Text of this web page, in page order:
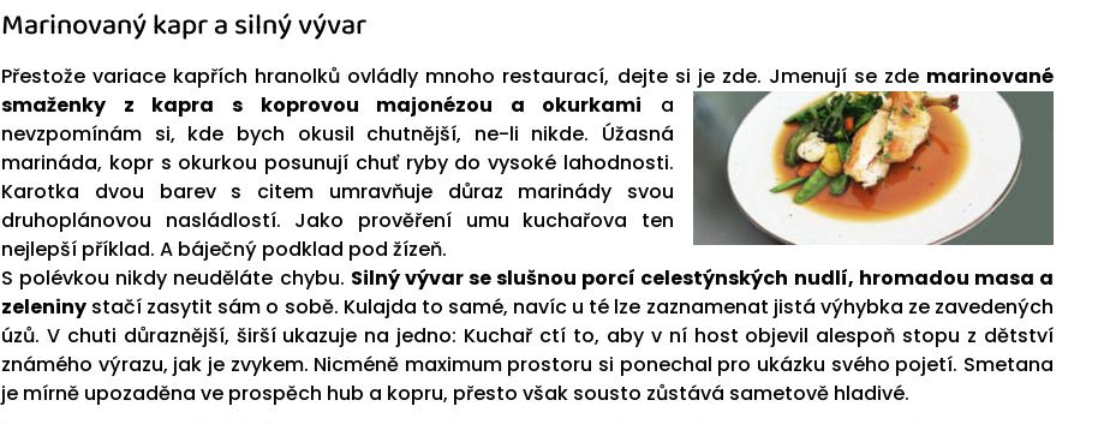
Marinovaný kapr a silný vývar
Přestože variace kapřích hranolků ovládly mnoho restaurací, dejte si je zde. Jmenují se zde marinované
smaženky z kapra s koprovou majonézou a okurkami a
nevzpomínám si, kde bych okusil chutnější, ne-li nikde. Úžasná
marináda, kopr s okurkou posunují chuť ryby do vysoké lahodnosti.
Karotka dvou barev s citem umravňuje důraz marinády svou
druhoplánovou nasládlostí. Jako prověření umu kuchařova ten
nejlepší příklad. A báječný podklad pod žízeň.
S polévkou nikdy neuděláte chybu. Silný vývar se slušnou porcí celestýnských nudlí, hromadou masa a
zeleniny stačí zasytit sám o sobě. Kulajda to samé, navíc u té lze zaznamenat jistá výhybka ze zavedených
úzů. V chuti důraznější, širší ukazuje na jedno: Kuchař ctí to, aby v ní host objevil alespoň stopu z dětství
známého výrazu, jak je zvykem. Nicméně maximum prostoru si ponechal pro ukázku svého pojetí. Smetana
je mírně upozaděna ve prospěch hub a kopru, přesto však sousto zůstává sametově hladivé.